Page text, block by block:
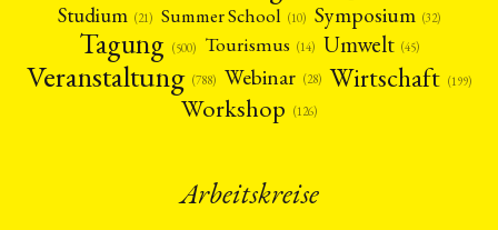
Studium (21) Summer School (10) Symposium (32)
Tagung (500) Tourismus (14) Umwelt (45)
Veranstaltung (788) Webinar (28) Wirtschaft (199)
Workshop (126)
Arbeitskreise